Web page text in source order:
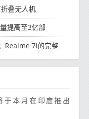
叠无人机
提高至3亿部
的完整规格并导致泄漏
于本月在印度推出